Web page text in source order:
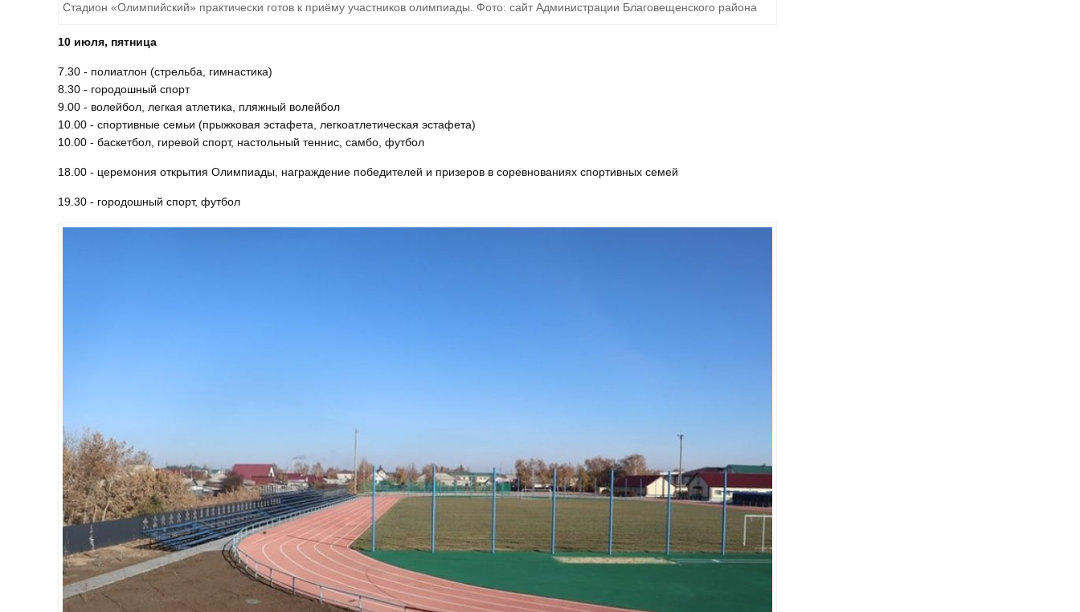
Стадион «Олимпийский» практически готов к приёму участников олимпиады. Фото: сайт Администрации Благовещенского района
10 июля, пятница
7.30 - полиатлон (стрельба, гимнастика)
8.30 - городошный спорт
9.00 - волейбол, легкая атлетика, пляжный волейбол
10.00 - спортивные семьи (прыжковая эстафета, легкоатлетическая эстафета)
10.00 - баскетбол, гиревой спорт, настольный теннис, самбо, футбол
18.00 - церемония открытия Олимпиады, награждение победителей и призеров в соревнованиях спортивных семей
19.30 - городошный спорт, футбол